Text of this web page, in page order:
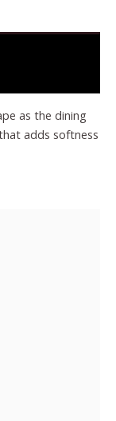
as the dining
adds softness